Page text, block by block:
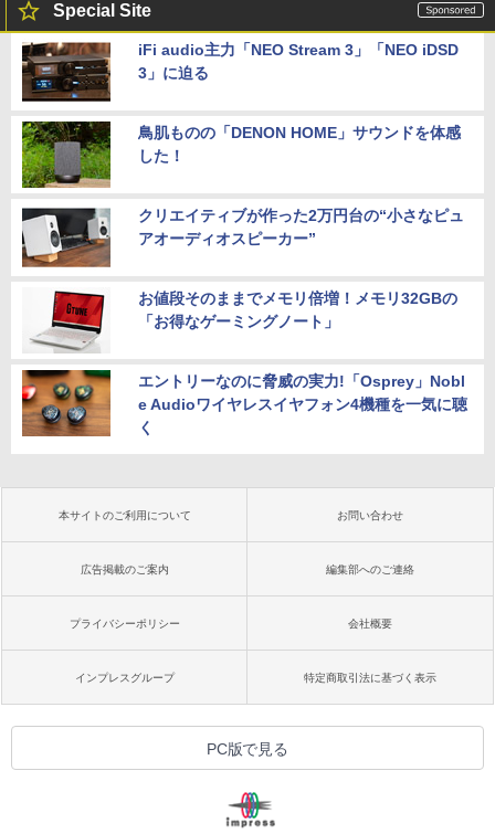
Special Site
iFi audio主力「NEO Stream 3」「NEO iDSD
3」に迫る
鳥肌ものの「DENON HOME」サウンドを体感
した！
クリエイティブが作った2万円台の“小さなピュ
アオーディオスピーカー”
お値段そのままでメモリ倍増！メモリ32GBの
「お得なゲーミングノート」
エントリーなのに脅威の実力!「Osprey」Nobl
e Audioワイヤレスイヤフォン4機種を一気に聴
く
本サイトのご利用について お問い合わせ
広告掲載のご案内 編集部へのご連絡
プライバシーポリシー 会社概要
インプレスグループ 特定商取引法に基づく表示
PC版で見る